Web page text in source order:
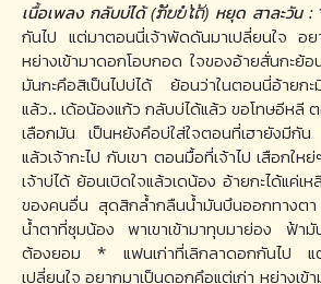
เนื้อเพลง กลับบ่ได้ (ກັບບໍ່ໄດ້) หยุด สาละวัน :
กันไป แต่มาตอนนี่เจ้าพัดดันมาเปลี่ยนใจ อย
หย่างเข้ามาดอกโอบกอด ใจของอ้ายสั่นกะย้
มันกะคึอสิเป็นไปบ่ได้ ย้อนว่าในตอนนี่อ้าย
แล้ว.. เด้อน้องแก้ว กลับบ่ได้แล้ว ขอโทษอีหลี
เลือกมัน เป็นหยังคึอบ่ใส่ใจตอนที่เฮายังมีกัน
แล้วเจ้ากะไป กับเขา ตอนมื้อที่เจ้าไป เสือกใ
เจ้าบ่ได้ ย้อนเบิดใจแล้วเดน้อง อ้ายกะได้แค่เ
ของคนอื่น สุดสิกล้ำกลืนน้ำมันบึนออกทางตา
น้ำตาที่ซุมน้อง พาเขาเข้ามาทุบมาย่อง ฟ้า
ต้องยอม * แฟนเก่าที่เลิกลาดอกกันไป แ
เปลี่ยนใจ อยากมาเป็นดอกคึอแต่เก่า หย่างเข้